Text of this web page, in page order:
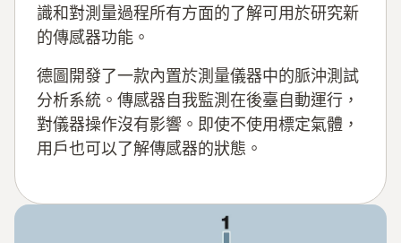
識和對測量過程所有方面的了解可用於研究新
的傳感器功能。
德圖開發了一款內置於測量儀器中的脈沖測試
分析系統。傳感器自我監測在後臺自動運行，
對儀器操作沒有影響。即使不使用標定氣體，
用戶也可以了解傳感器的狀態。